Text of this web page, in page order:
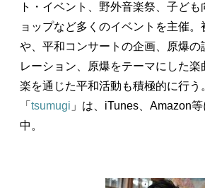
ト・イベント、野外音楽祭、子ど
ョップなど多くのイベントを主催。
や、平和コンサートの企画、原爆の
レーション、原爆をテーマにした
楽を通じた平和活動も積極的に行う
「 tsumugi 」は、iTunes、Amazon
中。